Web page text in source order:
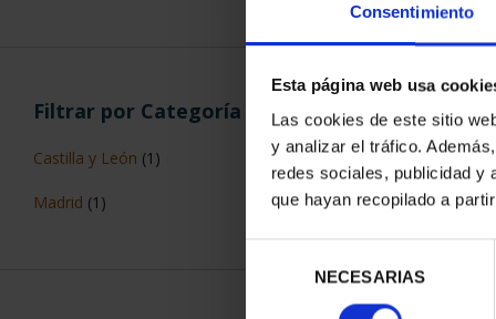
Consentimiento
Esta página web usa
Las cookies de este sitio
y analizar el tráfico.
redes sociales, publicidad y
que hayan recopilado a
consentimiento
NECESARIAS
Filtrar por Categoría
Castilla y León (1)
Madrid (1)
CIUDADES
ALCALÁ